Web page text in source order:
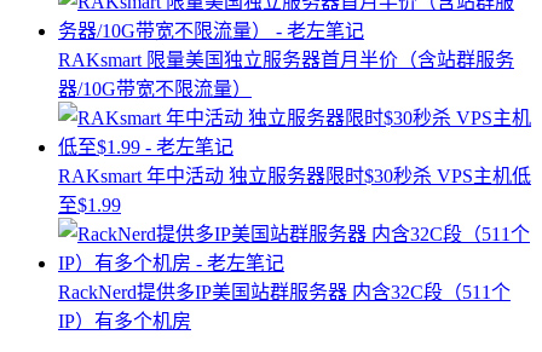
RAKsmart 限量美国独立服务器首月半价（含站群服务
器/10G带宽不限流量）
RAKsmart 年中活动 独立服务器限时$30秒杀 VPS主机低
至$1.99
RackNerd提供多IP美国站群服务器 内含32C段（511个
IP）有多个机房